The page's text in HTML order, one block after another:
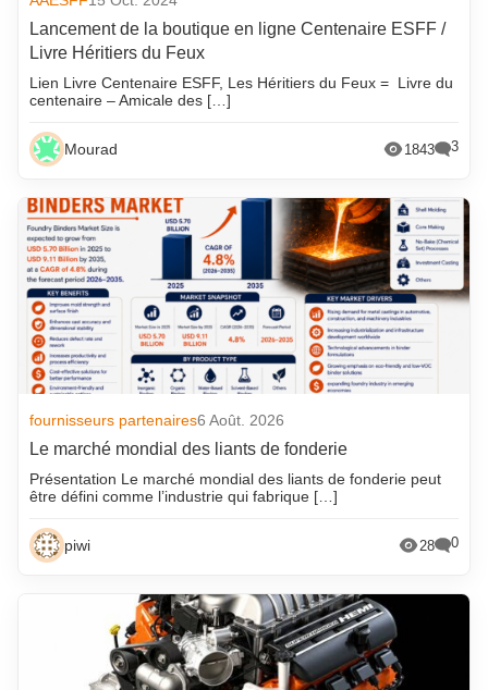
Lancement de la boutique en ligne Centenaire ESFF /
Livre Héritiers du Feux
Lien Livre Centenaire ESFF, Les Héritiers du Feux = Livre du
centenaire – Amicale des […]
Mourad 1843 3
fournisseurs partenaires6 Août. 2026
Le marché mondial des liants de fonderie
Présentation Le marché mondial des liants de fonderie peut
être défini comme l’industrie qui fabrique […]
piwi 28 0